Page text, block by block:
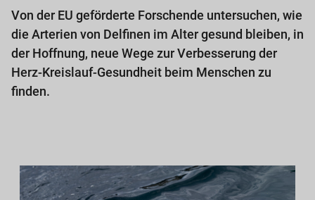
Von der EU geförderte Forschende untersuchen, wie
die Arterien von Delfinen im Alter gesund bleiben, in
der Hoffnung, neue Wege zur Verbesserung der
Herz-Kreislauf-Gesundheit beim Menschen zu
finden.